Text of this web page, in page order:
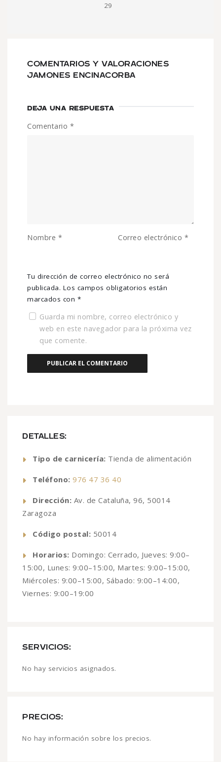
DETALLES:
Tipo de carnicería: Tienda de alimentación
Teléfono: 976 47 36 40
Dirección: Av. de Cataluña, 96, 50014
Zaragoza
Código postal: 50014
Horarios: Domingo: Cerrado, Jueves: 9:00–
15:00, Lunes: 9:00–15:00, Martes: 9:00–15:00,
Miércoles: 9:00–15:00, Sábado: 9:00–14:00,
Viernes: 9:00–19:00
SERVICIOS:
No hay servicios asignados.
PRECIOS:
No hay información sobre los precios.
29
COMENTARIOS Y VALORACIONES
JAMONES ENCINACORBA
DEJA UNA RESPUESTA
Tu dirección de correo electrónico no será
publicada. Los campos obligatorios están
marcados con *
Comentario *
Nombre * Correo electrónico *
Guarda mi nombre, correo electrónico y
web en este navegador para la próxima vez
que comente.